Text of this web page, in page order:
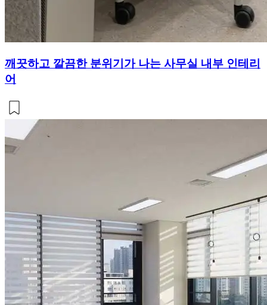
깨끗하고 깔끔한 분위기가 나는 사무실 내부 인테리
어